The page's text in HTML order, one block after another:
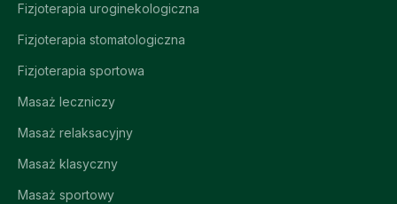
Fizjoterapia uroginekologiczna
Fizjoterapia stomatologiczna
Fizjoterapia sportowa
Masaż leczniczy
Masaż relaksacyjny
Masaż klasyczny
Masaż sportowy